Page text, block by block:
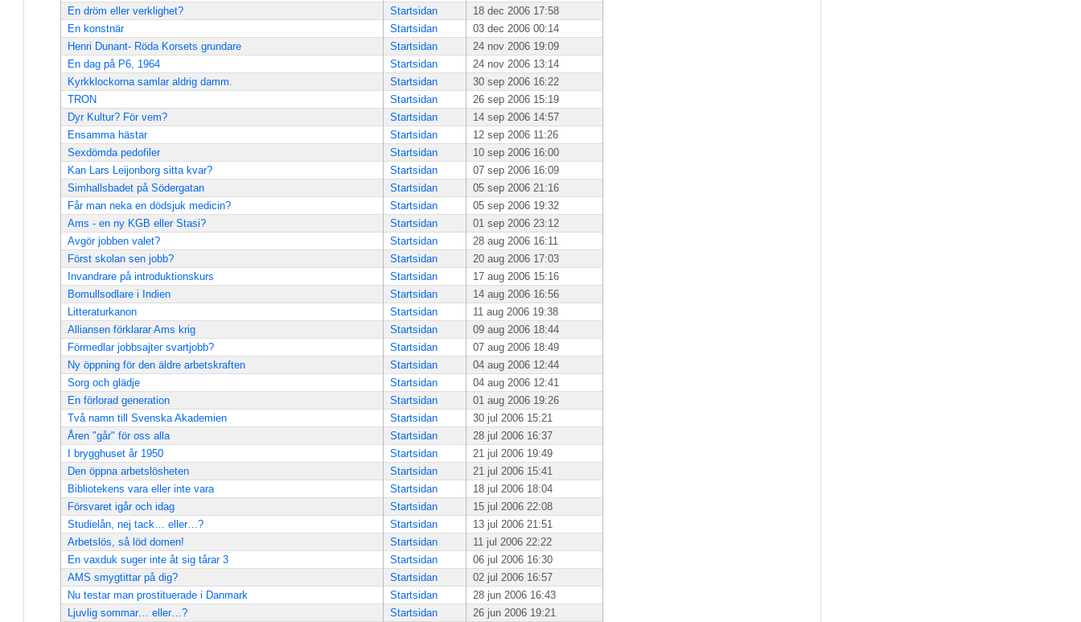
En dröm eller verklighet?
Startsidan
18 dec 2006 17:58
En konstnär
Startsidan
03 dec 2006 00:14
Henri Dunant- Röda Korsets grundare
Startsidan
24 nov 2006 19:09
En dag på P6, 1964
Startsidan
24 nov 2006 13:14
Kyrkklockorna samlar aldrig damm.
Startsidan
30 sep 2006 16:22
TRON
Startsidan
26 sep 2006 15:19
Dyr Kultur? För vem?
Startsidan
14 sep 2006 14:57
Ensamma hästar
Startsidan
12 sep 2006 11:26
Sexdömda pedofiler
Startsidan
10 sep 2006 16:00
Kan Lars Leijonborg sitta kvar?
Startsidan
07 sep 2006 16:09
Simhallsbadet på Södergatan
Startsidan
05 sep 2006 21:16
Får man neka en dödsjuk medicin?
Startsidan
05 sep 2006 19:32
Ams - en ny KGB eller Stasi?
Startsidan
01 sep 2006 23:12
Avgör jobben valet?
Startsidan
28 aug 2006 16:11
Först skolan sen jobb?
Startsidan
20 aug 2006 17:03
Invandrare på introduktionskurs
Startsidan
17 aug 2006 15:16
Bomullsodlare i Indien
Startsidan
14 aug 2006 16:56
Litteraturkanon
Startsidan
11 aug 2006 19:38
Alliansen förklarar Ams krig
Startsidan
09 aug 2006 18:44
Förmedlar jobbsajter svartjobb?
Startsidan
07 aug 2006 18:49
Ny öppning för den äldre arbetskraften
Startsidan
04 aug 2006 12:44
Sorg och glädje
Startsidan
04 aug 2006 12:41
En förlorad generation
Startsidan
01 aug 2006 19:26
Två namn till Svenska Akademien
Startsidan
30 jul 2006 15:21
Åren "går" för oss alla
Startsidan
28 jul 2006 16:37
I brygghuset år 1950
Startsidan
21 jul 2006 19:49
Den öppna arbetslösheten
Startsidan
21 jul 2006 15:41
Bibliotekens vara eller inte vara
Startsidan
18 jul 2006 18:04
Försvaret igår och idag
Startsidan
15 jul 2006 22:08
Studielån, nej tack… eller…?
Startsidan
13 jul 2006 21:51
Arbetslös, så löd domen!
Startsidan
11 jul 2006 22:22
En vaxduk suger inte åt sig tårar 3
Startsidan
06 jul 2006 16:30
AMS smygtittar på dig?
Startsidan
02 jul 2006 16:57
Nu testar man prostituerade i Danmark
Startsidan
28 jun 2006 16:43
Ljuvlig sommar… eller…?
Startsidan
26 jun 2006 19:21